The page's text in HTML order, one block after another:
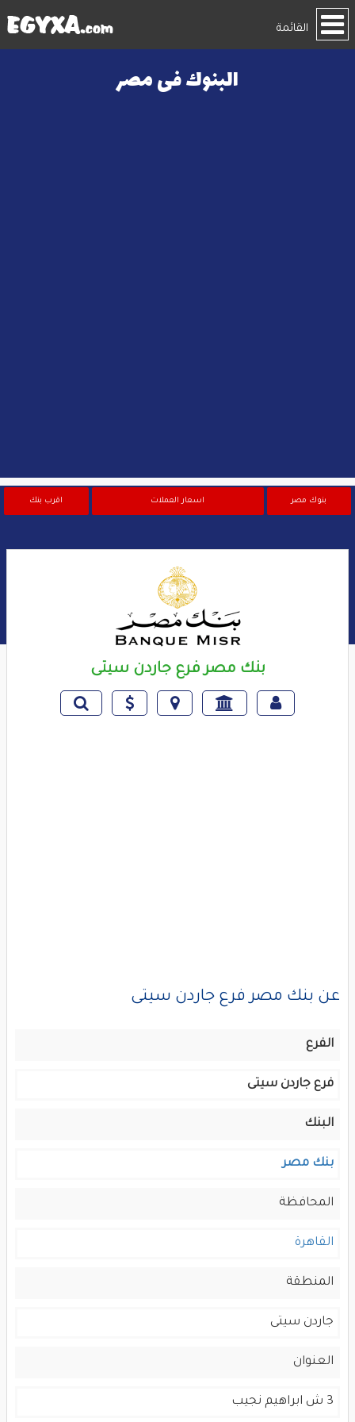
القائمة
البنوك فى مصر
بنوك مصر اسعار العملات اقرب بنك
بنك مصر فرع جاردن سيتى
عن بنك مصر فرع جاردن سيتى
الفرع
فرع جاردن سيتى
البنك
بنك مصر
المحافظة
القاهرة
المنطقة
جاردن سيتى
العنوان
3 ش ابراهيم نجيب